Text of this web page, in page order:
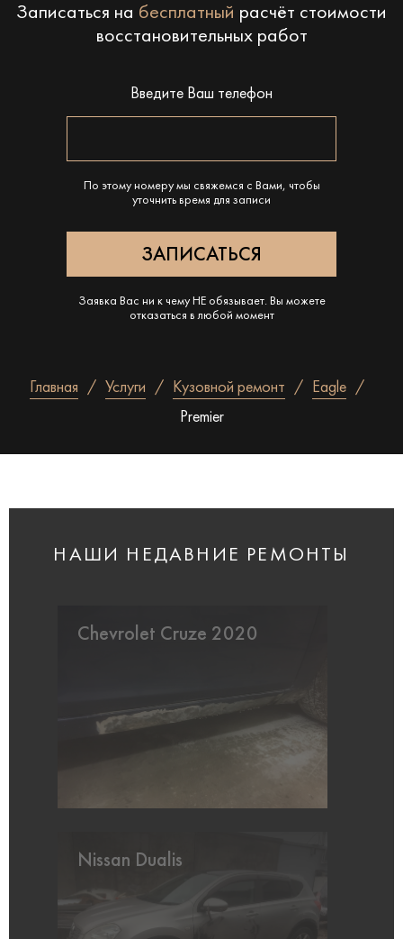
Записаться на бесплатный расчёт стоимости
восстановительных работ
Введите Ваш телефон
По этому номеру мы свяжемся с Вами, чтобы
уточнить время для записи
Заявка Вас ни к чему НЕ обязывает. Вы можете
отказаться в любой момент
Главная Услуги Кузовной ремонт
Eagle
Premier
НАШИ НЕДАВНИЕ РЕМОНТЫ
Chevrolet Cruze 2020
Nissan Dualis